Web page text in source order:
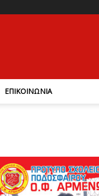
ΕΠΙΚΟΙΝΩΝΙΑ